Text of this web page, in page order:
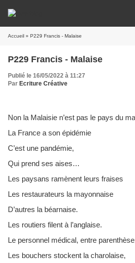
Accueil » P229 Francis - Malaise
P229 Francis - Malaise
Publié le 16/05/2022 à 11:27
Par Ecriture Créative
Non la Malaisie n’est pas le pays du
La France a son épidémie
C’est une pandémie,
Qui prend ses aises…
Les paysans ramènent leurs fraises
Les restaurateurs la mayonnaise
D’autres la béarnaise.
Les routiers filent à l’anglaise.
Le personnel médical, entre
Les bouchers stockent la charolaise,